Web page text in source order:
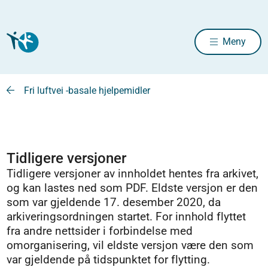
Meny
Fri luftvei -basale hjelpemidler
Tidligere versjoner
Tidligere versjoner av innholdet hentes fra arkivet,
og kan lastes ned som PDF. Eldste versjon er den
som var gjeldende 17. desember 2020, da
arkiveringsordningen startet. For innhold flyttet
fra andre nettsider i forbindelse med
omorganisering, vil eldste versjon være den som
var gjeldende på tidspunktet for flytting.